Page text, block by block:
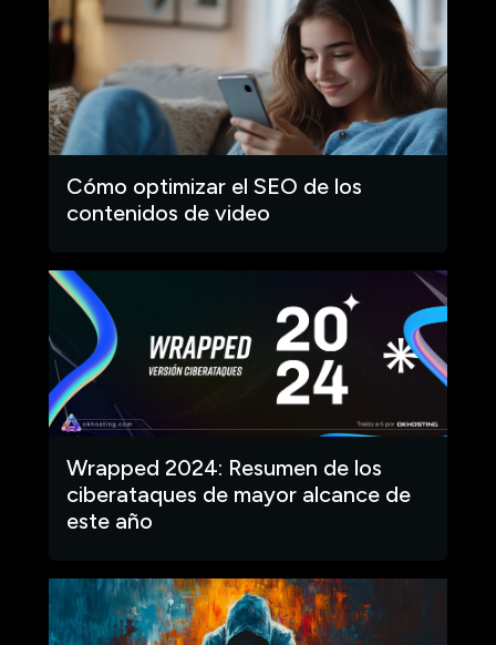
Cómo optimizar el SEO de los
contenidos de video
Wrapped 2024: Resumen de los
ciberataques de mayor alcance de
este año